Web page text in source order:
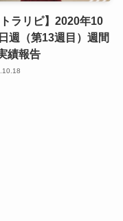
トラリピ】2020年10
週（第13週目）週間
績報告